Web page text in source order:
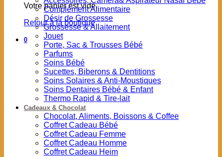
Votre panier est vide.
Retour à la boutique
0
Complément Alimentaire
Désir de Grossesse
Grossesse & Allaitement
Jouet
Porte, Sac & Trousses Bébé
Parfums
Soins Bébé
Sucettes, Biberons & Dentitions
Soins Solaires & Anti-Moustiques
Soins Dentaires Bébé & Enfant
Thermo Rapid & Tire-lait
Cadeaux & Chocolat
Chocolat, Aliments, Boissons & Coffee
Coffret Cadeau Bébé
Coffret Cadeau Femme
Coffret Cadeau Homme
Coffret Cadeau Heim